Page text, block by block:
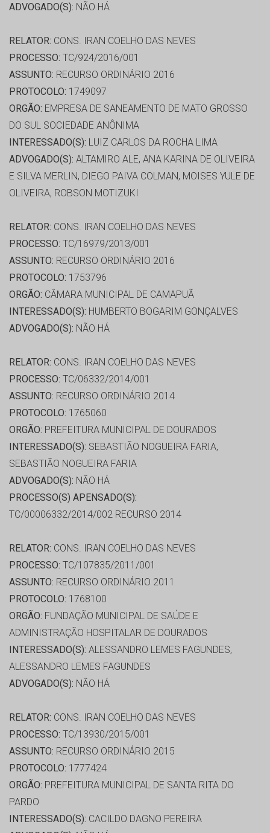
ADVOGADO(S): NÃO HÁ
RELATOR: CONS. IRAN COELHO DAS NEVES
PROCESSO: TC/924/2016/001
ASSUNTO: RECURSO ORDINÁRIO 2016
PROTOCOLO: 1749097
ORGÃO: EMPRESA DE SANEAMENTO DE MATO GROSSO
DO SUL SOCIEDADE ANÔNIMA
INTERESSADO(S): LUIZ CARLOS DA ROCHA LIMA
ADVOGADO(S): ALTAMIRO ALE, ANA KARINA DE OLIVEIRA
E SILVA MERLIN, DIEGO PAIVA COLMAN, MOISES YULE DE
OLIVEIRA, ROBSON MOTIZUKI
RELATOR: CONS. IRAN COELHO DAS NEVES
PROCESSO: TC/16979/2013/001
ASSUNTO: RECURSO ORDINÁRIO 2016
PROTOCOLO: 1753796
ORGÃO: CÂMARA MUNICIPAL DE CAMAPUÃ
INTERESSADO(S): HUMBERTO BOGARIM GONÇALVES
ADVOGADO(S): NÃO HÁ
RELATOR: CONS. IRAN COELHO DAS NEVES
PROCESSO: TC/06332/2014/001
ASSUNTO: RECURSO ORDINÁRIO 2014
PROTOCOLO: 1765060
ORGÃO: PREFEITURA MUNICIPAL DE DOURADOS
INTERESSADO(S): SEBASTIÃO NOGUEIRA FARIA,
SEBASTIÃO NOGUEIRA FARIA
ADVOGADO(S): NÃO HÁ
PROCESSO(S) APENSADO(S):
TC/00006332/2014/002 RECURSO 2014
RELATOR: CONS. IRAN COELHO DAS NEVES
PROCESSO: TC/107835/2011/001
ASSUNTO: RECURSO ORDINÁRIO 2011
PROTOCOLO: 1768100
ORGÃO: FUNDAÇÃO MUNICIPAL DE SAÚDE E
ADMINISTRAÇÃO HOSPITALAR DE DOURADOS
INTERESSADO(S): ALESSANDRO LEMES FAGUNDES,
ALESSANDRO LEMES FAGUNDES
ADVOGADO(S): NÃO HÁ
RELATOR: CONS. IRAN COELHO DAS NEVES
PROCESSO: TC/13930/2015/001
ASSUNTO: RECURSO ORDINÁRIO 2015
PROTOCOLO: 1777424
ORGÃO: PREFEITURA MUNICIPAL DE SANTA RITA DO
PARDO
INTERESSADO(S): CACILDO DAGNO PEREIRA